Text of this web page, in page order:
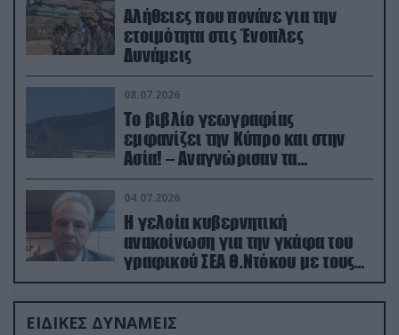
Αλήθειες που πονάνε για την
ετοιμότητα στις Ένοπλες
Δυνάμεις
08.07.2026
Το βιβλίο γεωγραφίας
εμφανίζει την Κύπρο και στην
Ασία! – Αναγνώρισαν τα
κατεχόμενα; (φωτο)
04.07.2026
Η γελοία κυβερνητική
ανακοίνωση για την γκάφα του
γραφικού ΣΕΑ Θ.Ντόκου με τους
Ρώσους φαρσέρ
ΕΙΔΙΚΕΣ ΔΥΝΑΜΕΙΣ